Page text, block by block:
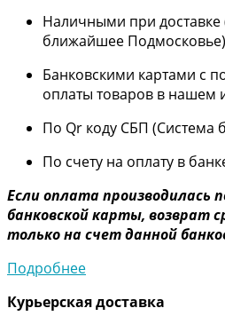
Наличными при доставке
ближайшее Подмосковье)
Банковскими картами с
оплаты товаров в нашем
По Qr коду СБП (Система
По счету на оплату в
Если оплата производилась
банковской карты, возврат
только на счет данной
Подробнее
Курьерская доставка